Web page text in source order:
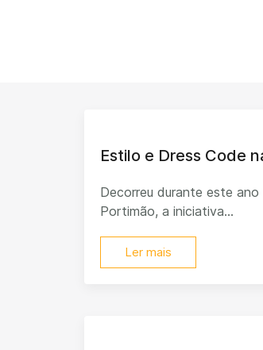
Estilo e Dress Code
Decorreu durante este
Portimão, a iniciativa...
Ler mais